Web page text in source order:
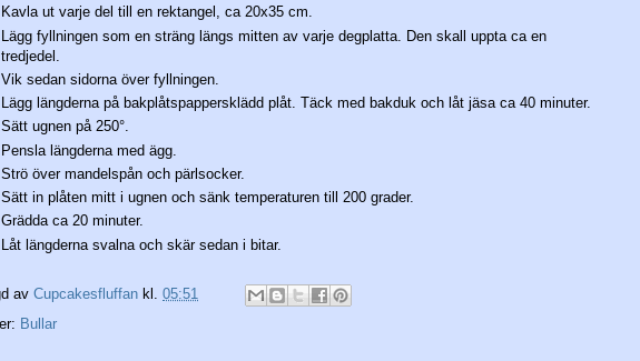
Kavla ut varje del till en rektangel, ca 20x35 cm.
Lägg fyllningen som en sträng längs mitten av varje degplatta. Den skall uppta ca en
tredjedel.
Vik sedan sidorna över fyllningen.
Lägg längderna på bakplåtspappersklädd plåt. Täck med bakduk och låt jäsa ca 40 minuter.
Sätt ugnen på 250°.
Pensla längderna med ägg.
Strö över mandelspån och pärlsocker.
Sätt in plåten mitt i ugnen och sänk temperaturen till 200 grader.
Grädda ca 20 minuter.
Låt längderna svalna och skär sedan i bitar.
av Cupcakesfluffan kl. 05:51
Bullar